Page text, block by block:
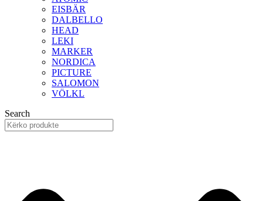
EISBÄR
DALBELLO
HEAD
LEKI
MARKER
NORDICA
PICTURE
SALOMON
VÖLKL
Search